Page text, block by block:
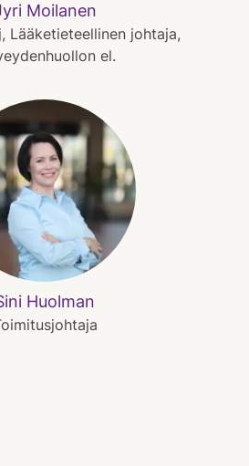
Moilanen
Lääketieteellinen johtaja,
el.
Huolman